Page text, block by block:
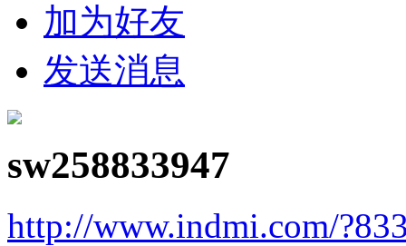
加为好友
发送消息
sw258833947
http://www.indmi.com/